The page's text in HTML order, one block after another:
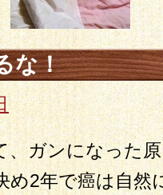
な！
、ガンになった
め2年で癌は自然